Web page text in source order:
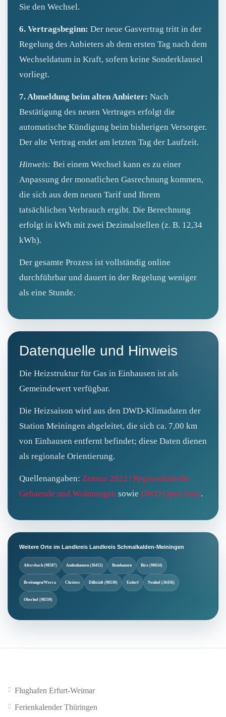
Sie den Wechsel.
6. Vertragsbeginn: Der neue Gasvertrag tritt in der
Regelung des Anbieters ab dem ersten Tag nach dem
Wechseldatum in Kraft, sofern keine Sonderklausel
vorliegt.
7. Abmeldung beim alten Anbieter: Nach
Bestätigung des neuen Vertrages erfolgt die
automatische Kündigung beim bisherigen Versorger.
Der alte Vertrag endet am letzten Tag der Laufzeit.
Hinweis: Bei einem Wechsel kann es zu einer
Anpassung der monatlichen Gasrechnung kommen,
die sich aus dem neuen Tarif und Ihrem
tatsächlichen Verbrauch ergibt. Die Berechnung
erfolgt in kWh mit zwei Dezimalstellen (z. B. 12,34
kWh).
Der gesamte Prozess ist vollständig online
durchführbar und dauert in der Regelung weniger
als eine Stunde.
Datenquelle und Hinweis
Die Heizstruktur für Gas in Einhausen ist als
Gemeindewert verfügbar.
Die Heizsaison wird aus den DWD-Klimadaten der
Station Meiningen abgeleitet, die sich ca. 7,00 km
von Einhausen entfernt befindet; diese Daten dienen
als regionale Orientierung.
Quellenangaben: Zensus 2022 | Regionaltabelle
Gebaeude und Wohnungen sowie DWD Open Data.
Weitere Orte im Landkreis Landkreis Schmalkalden-Meiningen
Altersbach (98587) Andenhausen (36452) Benshausen Birx (98634)
Breitungen/Werra Christes Dillstädt (98530) Exdorf Neuhof (36456)
Oberhof (98559)
Flughafen Erfurt-Weimar
Ferienkalender Thüringen